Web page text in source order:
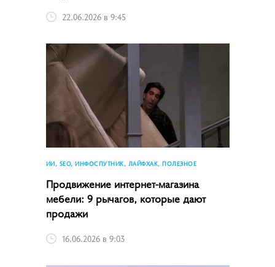
22.06.2026 в 9:45
ИИ, SEO, ИНФОСПУТНИК, ЛАЙФХАК, ПОЛЕЗНОЕ
Продвижение интернет-магазина
мебели: 9 рычагов, которые дают
продажи
16.06.2026 в 9:03